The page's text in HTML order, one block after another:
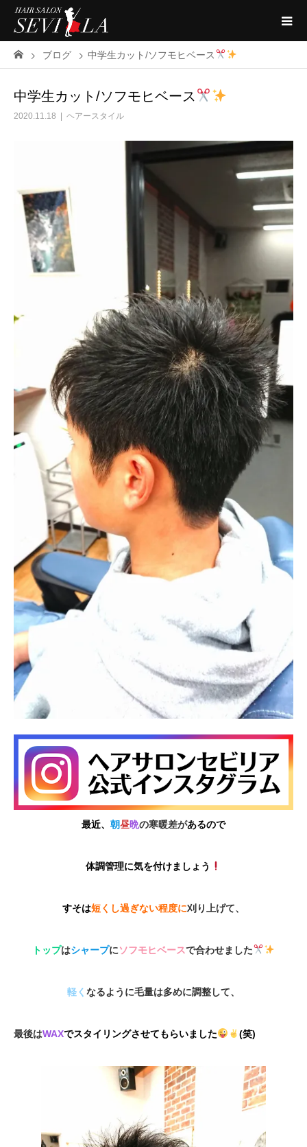
ブログ 中学生カット/ソフモヒベース
中学生カット/ソフモヒベース
2020.11.18 ヘアースタイル
最近、 朝昼晩の寒暖差があるので
体調管理に気を付けましょう
すそは短くし過ぎない程度に刈り上げて、
トップはシャープにソフモヒベースで合わせました
軽く なるように毛量は多めに調整して、
最後はWAXでスタイリングさせてもらいました (笑)